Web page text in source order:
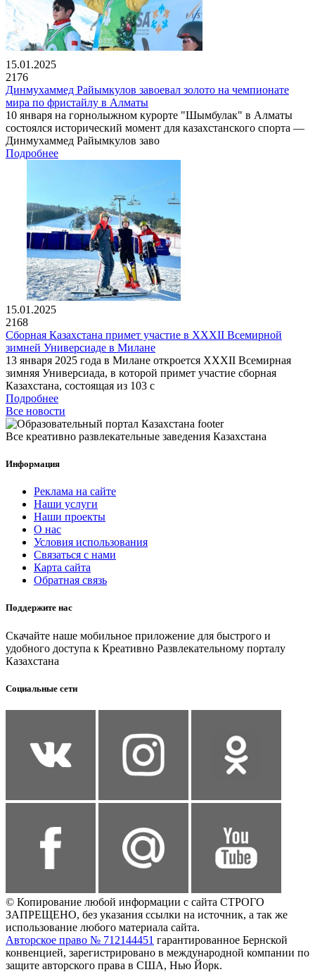
15.01.2025
2176
Динмухаммед Райымкулов завоевал золото на чемпионате
мира по фристайлу в Алматы
10 января на горнолыжном курорте "Шымбулак" в Алматы
состоялся исторический момент для казахстанского спорта —
Динмухаммед Райымкулов заво
Подробнее
15.01.2025
2168
Сборная Казахстана примет участие в XXXII Всемирной
зимней Универсиаде в Милане
13 января 2025 года в Милане откроется XXXII Всемирная
зимняя Универсиада, в которой примет участие сборная
Казахстана, состоящая из 103 с
Подробнее
Все новости
Все креативно развлекательные заведения Казахстана
Информация
Реклама на сайте
Наши услуги
Наши проекты
О нас
Условия использования
Связаться с нами
Карта сайта
Обратная связь
Поддержите нас
Скачайте наше мобильное приложение для быстрого и
удобного доступа к Креативно Развлекательному порталу
Казахстана
Социальные сети
© Копирование любой информации с сайта СТРОГО
ЗАПРЕЩЕНО, без указания ссылки на источник, а так же
использование любого материала сайта.
Авторское право № 712144451 гарантированное Бернской
конвенцией, зарегистрировано в международной компании по
защите авторского права в США, Нью Йорк.